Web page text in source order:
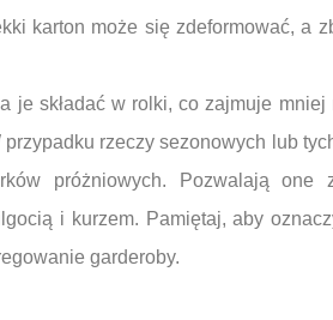
karton może się zdeformować, a
je składać w rolki, co zajmuje mniej
rzeczy sezonowych lub
próżniowych. Pozwalają one
i kurzem. Pamiętaj, aby
garderoby.